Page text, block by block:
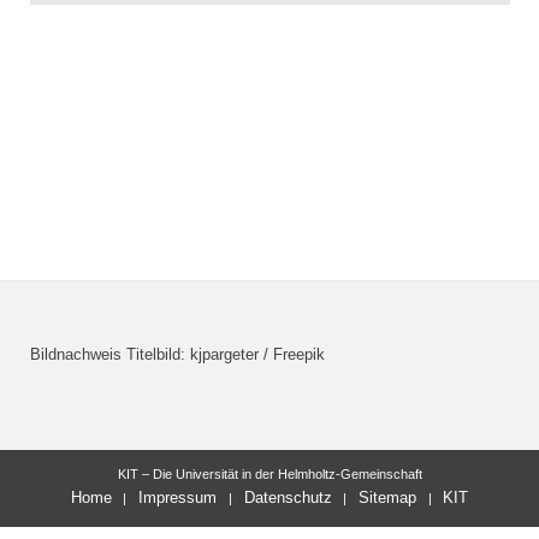
Bildnachweis Titelbild: kjpargeter / Freepik
KIT – Die Universität in der Helmholtz-Gemeinschaft
Home Impressum Datenschutz Sitemap KIT